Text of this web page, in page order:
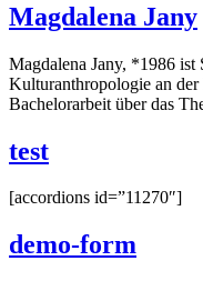
Magdalena Jany
Magdalena Jany, *1986 ist
Kulturanthropologie an
Bachelorarbeit über das
test
[accordions id=”11270″]
demo-form